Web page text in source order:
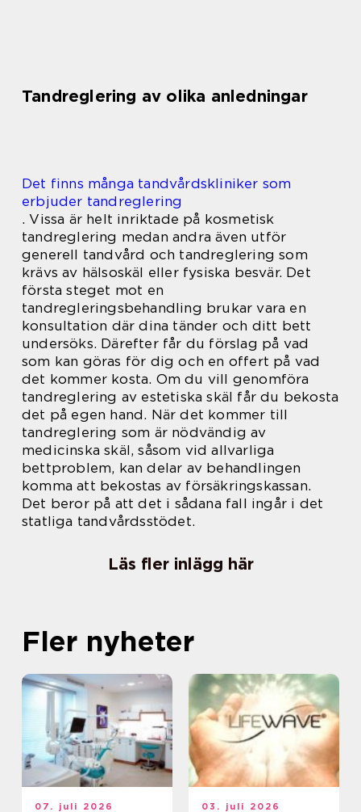
Tandreglering av olika anledningar
Det finns många tandvårdskliniker som
erbjuder tandreglering
. Vissa är helt inriktade på kosmetisk
tandreglering medan andra även utför
generell tandvård och tandreglering som
krävs av hälsoskäl eller fysiska besvär. Det
första steget mot en
tandregleringsbehandling brukar vara en
konsultation där dina tänder och ditt bett
undersöks. Därefter får du förslag på vad
som kan göras för dig och en offert på vad
det kommer kosta. Om du vill genomföra
tandreglering av estetiska skäl får du bekosta
det på egen hand. När det kommer till
tandreglering som är nödvändig av
medicinska skäl, såsom vid allvarliga
bettproblem, kan delar av behandlingen
komma att bekostas av försäkringskassan.
Det beror på att det i sådana fall ingår i det
statliga tandvårdsstödet.
Läs fler inlägg här
Fler nyheter
07. juli 2026 03. juli 2026